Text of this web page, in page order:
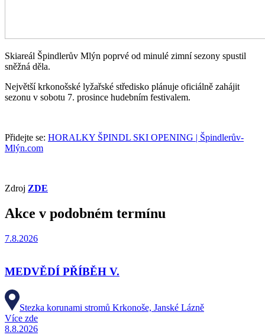
Skiareál Špindlerův Mlýn poprvé od minulé zimní sezony spustil
sněžná děla.
Největší krkonošské lyžařské středisko plánuje oficiálně zahájit
sezonu v sobotu 7. prosince hudebním festivalem.
Přidejte se: HORALKY ŠPINDL SKI OPENING | Špindlerův-
Mlýn.com
Zdroj ZDE
Akce v podobném termínu
7.8.2026
MEDVĚDÍ PŘÍBĚH V.
Stezka korunami stromů Krkonoše, Janské Lázně
Více zde
8.8.2026